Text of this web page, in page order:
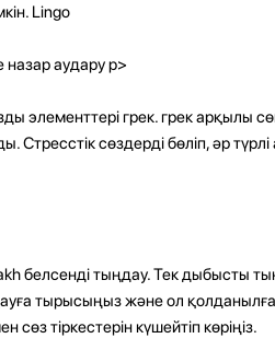
Lingo
аудару p>
элементтері грек. грек арқылы
Стресстік сөздерді бөліп, әр
белсенді тыңдау. Тек дыбысты
тырысыңыз және ол қолданылған
тіркестерін күшейтіп көріңіз.